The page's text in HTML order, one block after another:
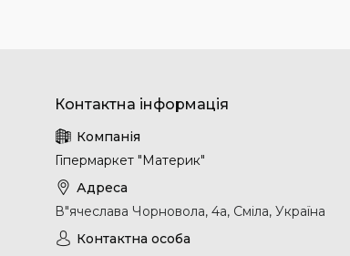
Гіпермаркет "Материк"
В"ячеслава Чорновола, 4а, Сміла, Україна